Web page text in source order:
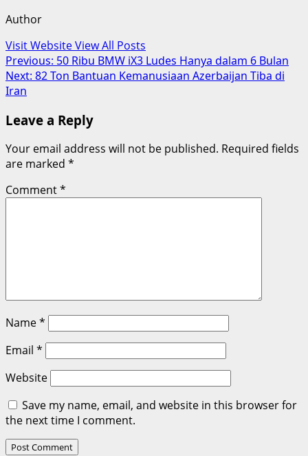
Author
Visit WebsiteView All Posts
Post
navigation
Previous: 50 Ribu BMW iX3 Ludes Hanya dalam 6 Bulan
Next: 82 Ton Bantuan Kemanusiaan Azerbaijan Tiba di
Iran
Leave a Reply
Your email address will not be published. Required fields
are marked *
Comment*
Name*
Email *
Website
Save my name, email, and website in this browser for
the next time I comment.